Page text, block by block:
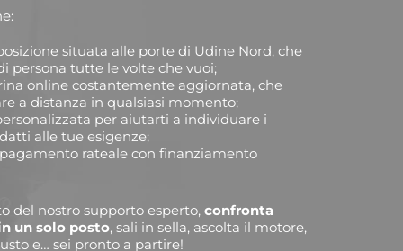
situata alle porte di Udine Nord, che
persona tutte le volte che vuoi;
online costantemente aggiornata, che
a distanza in qualsiasi momento;
per aiutarti a individuare i
alle tue esigenze;
rateale con finanziamento
del nostro supporto esperto, confronta
un solo posto, sali in sella, ascolta il motore,
e… sei pronto a partire!